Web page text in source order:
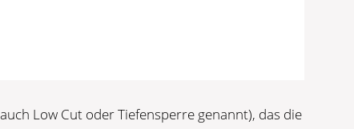
Low Cut oder Tiefensperre genannt), das die